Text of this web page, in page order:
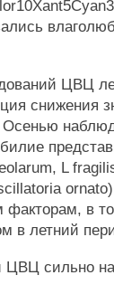
ЦВЦ
снижения
Осенью
L
факторам, в
в летний
ЦВЦ сильно